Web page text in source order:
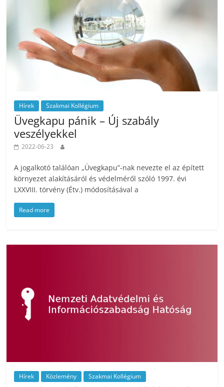
Hírek Szakmai Kollégium
Üvegkapu pánik – Új szabály
veszélyekkel
2022-06-23
A jogalkotó találóan „Üvegkapu”-nak nevezte el az épített
környezet alakításáról és védelméről szóló 1997. évi
LXXVIII. törvény (Étv.) módosításával a
Read more
Hírek Közlemény Szakmai Kollégium